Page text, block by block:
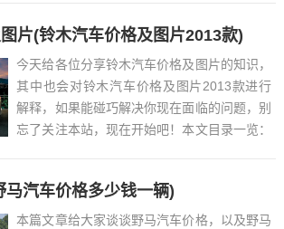
片(铃木汽车价格及图片2013款)
今天给各位分享铃木汽车价格及图片的知识，
其中也会对铃木汽车价格及图片2013款进行
解释，如果能碰巧解决你现在面临的问题，别
忘了关注本站，现在开始吧！本文目录一览：
马汽车价格多少钱一辆)
本篇文章给大家谈谈野马汽车价格，以及野马